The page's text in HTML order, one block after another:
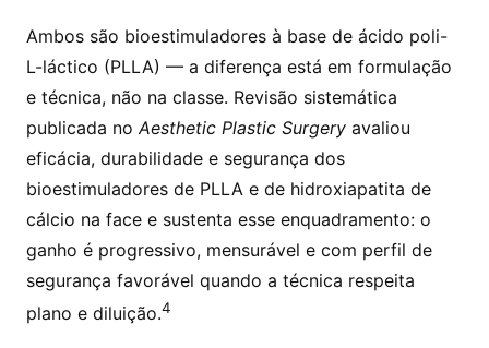
Ambos são bioestimuladores à base de ácido poli-
L-láctico (PLLA) — a diferença está em formulação
e técnica, não na classe. Revisão sistemática
publicada no Aesthetic Plastic Surgery avaliou
eficácia, durabilidade e segurança dos
bioestimuladores de PLLA e de hidroxiapatita de
cálcio na face e sustenta esse enquadramento: o
ganho é progressivo, mensurável e com perfil de
segurança favorável quando a técnica respeita
plano e diluição.4